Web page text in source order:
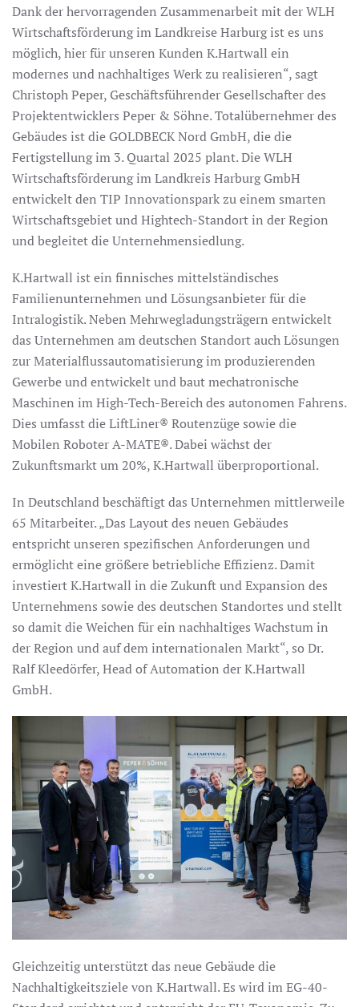
Dank der hervorragenden Zusammenarbeit mit der WLH
Wirtschaftsförderung im Landkreise Harburg ist es uns
möglich, hier für unseren Kunden K.Hartwall ein
modernes und nachhaltiges Werk zu realisieren“, sagt
Christoph Peper, Geschäftsführender Gesellschafter des
Projektentwicklers Peper & Söhne. Totalübernehmer des
Gebäudes ist die GOLDBECK Nord GmbH, die die
Fertigstellung im 3. Quartal 2025 plant. Die WLH
Wirtschaftsförderung im Landkreis Harburg GmbH
entwickelt den TIP Innovationspark zu einem smarten
Wirtschaftsgebiet und Hightech-Standort in der Region
und begleitet die Unternehmensiedlung.
K.Hartwall ist ein finnisches mittelständisches
Familienunternehmen und Lösungsanbieter für die
Intralogistik. Neben Mehrwegladungsträgern entwickelt
das Unternehmen am deutschen Standort auch Lösungen
zur Materialflussautomatisierung im produzierenden
Gewerbe und entwickelt und baut mechatronische
Maschinen im High-Tech-Bereich des autonomen Fahrens.
Dies umfasst die LiftLiner® Routenzüge sowie die
Mobilen Roboter A-MATE®. Dabei wächst der
Zukunftsmarkt um 20%, K.Hartwall überproportional.
In Deutschland beschäftigt das Unternehmen mittlerweile
65 Mitarbeiter. „Das Layout des neuen Gebäudes
entspricht unseren spezifischen Anforderungen und
ermöglicht eine größere betriebliche Effizienz. Damit
investiert K.Hartwall in die Zukunft und Expansion des
Unternehmens sowie des deutschen Standortes und stellt
so damit die Weichen für ein nachhaltiges Wachstum in
der Region und auf dem internationalen Markt“, so Dr.
Ralf Kleedörfer, Head of Automation der K.Hartwall
GmbH.
Gleichzeitig unterstützt das neue Gebäude die
Nachhaltigkeitsziele von K.Hartwall. Es wird im EG-40-